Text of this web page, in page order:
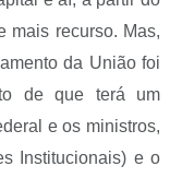
mais recurso. Mas,
da União foi
de que terá um
e os ministros,
Institucionais) e o